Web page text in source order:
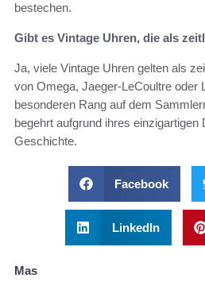
bestechen.
Gibt es Vintage Uhren, die als
Ja, viele Vintage Uhren gelten als
von Omega, Jaeger-LeCoultre oder
besonderen Rang auf dem
begehrt aufgrund ihres einzigartigen
Geschichte.
Facebook
LinkedIn
Mas